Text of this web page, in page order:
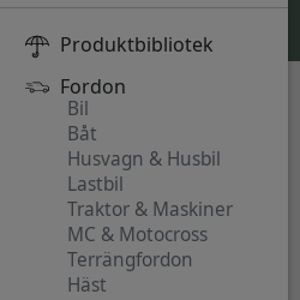
Produktbibliotek
Fordon
Bil
Båt
Husvagn & Husbil
Lastbil
Traktor & Maskiner
MC & Motocross
Terrängfordon
Häst